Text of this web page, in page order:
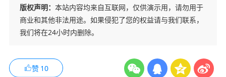
版权声明： 本站内容均来自互联网，仅供演示用，请勿用于
商业和其他非法用途。如果侵犯了您的权益请与我们联系，
我们将在24小时内删除。
赞 10